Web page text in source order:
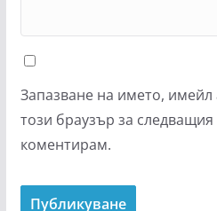
Запазване на името, имейл
този браузър за следващия
коментирам.